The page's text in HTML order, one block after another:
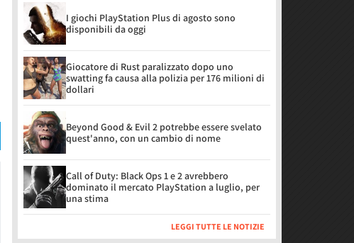
I giochi PlayStation Plus di agosto sono
disponibili da oggi
Giocatore di Rust paralizzato dopo uno
swatting fa causa alla polizia per 176 milioni di
dollari
Beyond Good & Evil 2 potrebbe essere svelato
quest'anno, con un cambio di nome
Call of Duty: Black Ops 1 e 2 avrebbero
dominato il mercato PlayStation a luglio, per
una stima
LEGGI TUTTE LE NOTIZIE